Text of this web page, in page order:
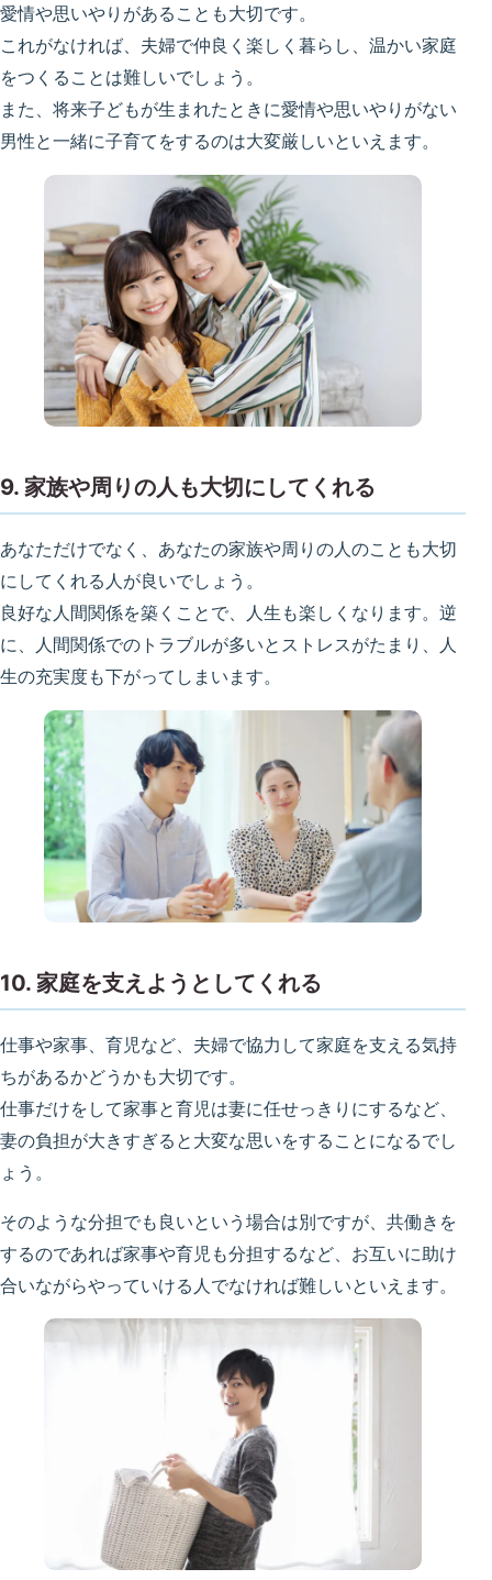
愛情や思いやりがあることも大切です。
これがなければ、夫婦で仲良く楽しく暮らし、温かい家庭
をつくることは難しいでしょう。
また、将来子どもが生まれたときに愛情や思いやりがない
男性と一緒に子育てをするのは大変厳しいといえます。
9. 家族や周りの人も大切にしてくれる
あなただけでなく、あなたの家族や周りの人のことも大切
にしてくれる人が良いでしょう。
良好な人間関係を築くことで、人生も楽しくなります。逆
に、人間関係でのトラブルが多いとストレスがたまり、人
生の充実度も下がってしまいます。
10. 家庭を支えようとしてくれる
仕事や家事、育児など、夫婦で協力して家庭を支える気持
ちがあるかどうかも大切です。
仕事だけをして家事と育児は妻に任せっきりにするなど、
妻の負担が大きすぎると大変な思いをすることになるでし
ょう。
そのような分担でも良いという場合は別ですが、共働きを
するのであれば家事や育児も分担するなど、お互いに助け
合いながらやっていける人でなければ難しいといえます。